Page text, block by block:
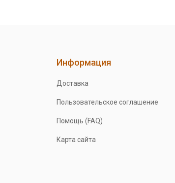
Информация
Доставка
Пользовательское соглашение
Помощь (FAQ)
Карта сайта